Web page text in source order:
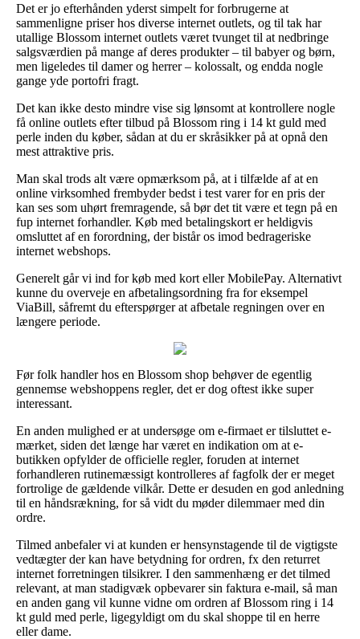
Det er jo efterhånden yderst simpelt for forbrugerne at
sammenligne priser hos diverse internet outlets, og til tak har
utallige Blossom internet outlets været tvunget til at nedbringe
salgsværdien på mange af deres produkter – til babyer og børn,
men ligeledes til damer og herrer – kolossalt, og endda nogle
gange yde portofri fragt.
Det kan ikke desto mindre vise sig lønsomt at kontrollere nogle
få online outlets efter tilbud på Blossom ring i 14 kt guld med
perle inden du køber, sådan at du er skråsikker på at opnå den
mest attraktive pris.
Man skal trods alt være opmærksom på, at i tilfælde af at en
online virksomhed frembyder bedst i test varer for en pris der
kan ses som uhørt fremragende, så bør det tit være et tegn på en
fup internet forhandler. Køb med betalingskort er heldigvis
omsluttet af en forordning, der bistår os imod bedrageriske
internet webshops.
Generelt går vi ind for køb med kort eller MobilePay. Alternativt
kunne du overveje en afbetalingsordning fra for eksempel
ViaBill, såfremt du efterspørger at afbetale regningen over en
længere periode.
Før folk handler hos en Blossom shop behøver de egentlig
gennemse webshoppens regler, det er dog oftest ikke super
interessant.
En anden mulighed er at undersøge om e-firmaet er tilsluttet e-
mærket, siden det længe har været en indikation om at e-
butikken opfylder de officielle regler, foruden at internet
forhandleren rutinemæssigt kontrolleres af fagfolk der er meget
fortrolige de gældende vilkår. Dette er desuden en god anledning
til en håndsrækning, for så vidt du møder dilemmaer med din
ordre.
Tilmed anbefaler vi at kunden er hensynstagende til de vigtigste
vedtægter der kan have betydning for ordren, fx den returret
internet forretningen tilsikrer. I den sammenhæng er det tilmed
relevant, at man stadigvæk opbevarer sin faktura e-mail, så man
en anden gang vil kunne vidne om ordren af Blossom ring i 14
kt guld med perle, ligegyldigt om du skal shoppe til en herre
eller dame.